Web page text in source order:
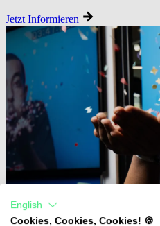
Jetzt Informieren
English
Cookies, Cookies, Cookies! 🍪